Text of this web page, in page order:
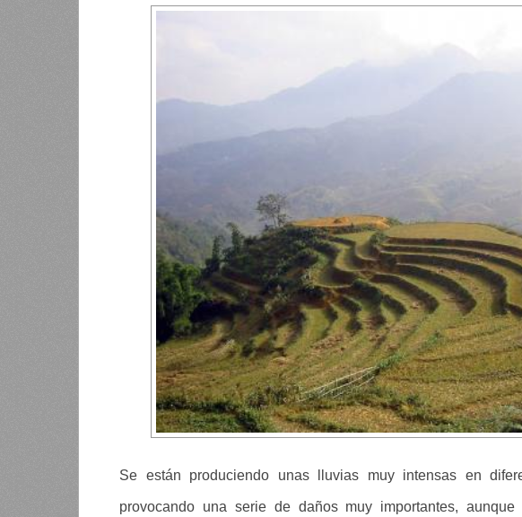
Se están produciendo unas lluvias muy intensas en
provocando una serie de daños muy importantes,